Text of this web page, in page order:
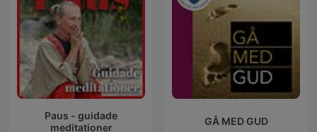
Paus - guidade
meditationer
GÅ MED GUD